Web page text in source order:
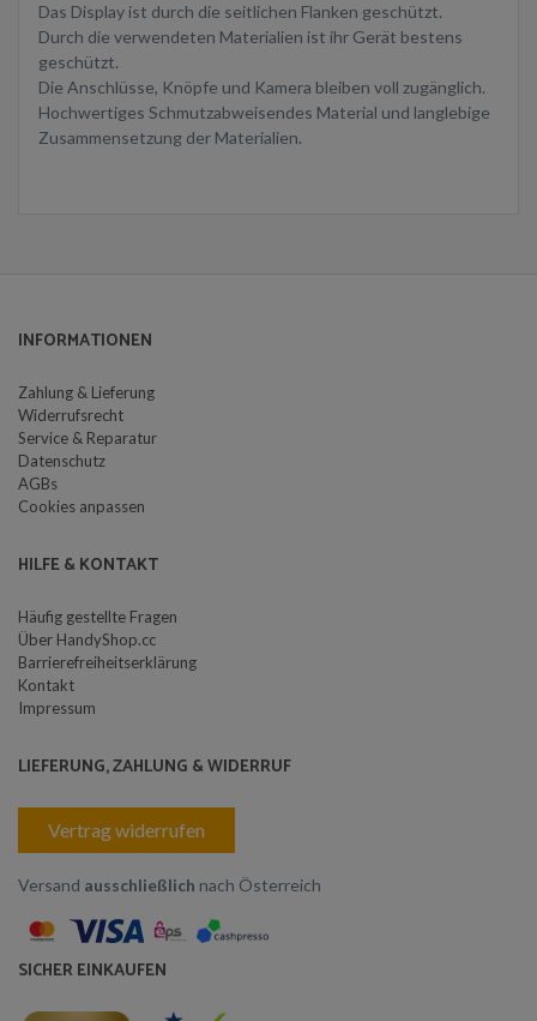
Das Display ist durch die seitlichen Flanken geschützt.
Durch die verwendeten Materialien ist ihr Gerät bestens
geschützt.
Die Anschlüsse, Knöpfe und Kamera bleiben voll zugänglich.
Hochwertiges Schmutzabweisendes Material und langlebige
Zusammensetzung der Materialien.
INFORMATIONEN
Zahlung & Lieferung
Widerrufsrecht
Service & Reparatur
Datenschutz
AGBs
Cookies anpassen
HILFE & KONTAKT
Häufig gestellte Fragen
Über HandyShop.cc
Barrierefreiheitserklärung
Kontakt
Impressum
LIEFERUNG, ZAHLUNG & WIDERRUF
Vertrag widerrufen
Versand ausschließlich nach Österreich
SICHER EINKAUFEN